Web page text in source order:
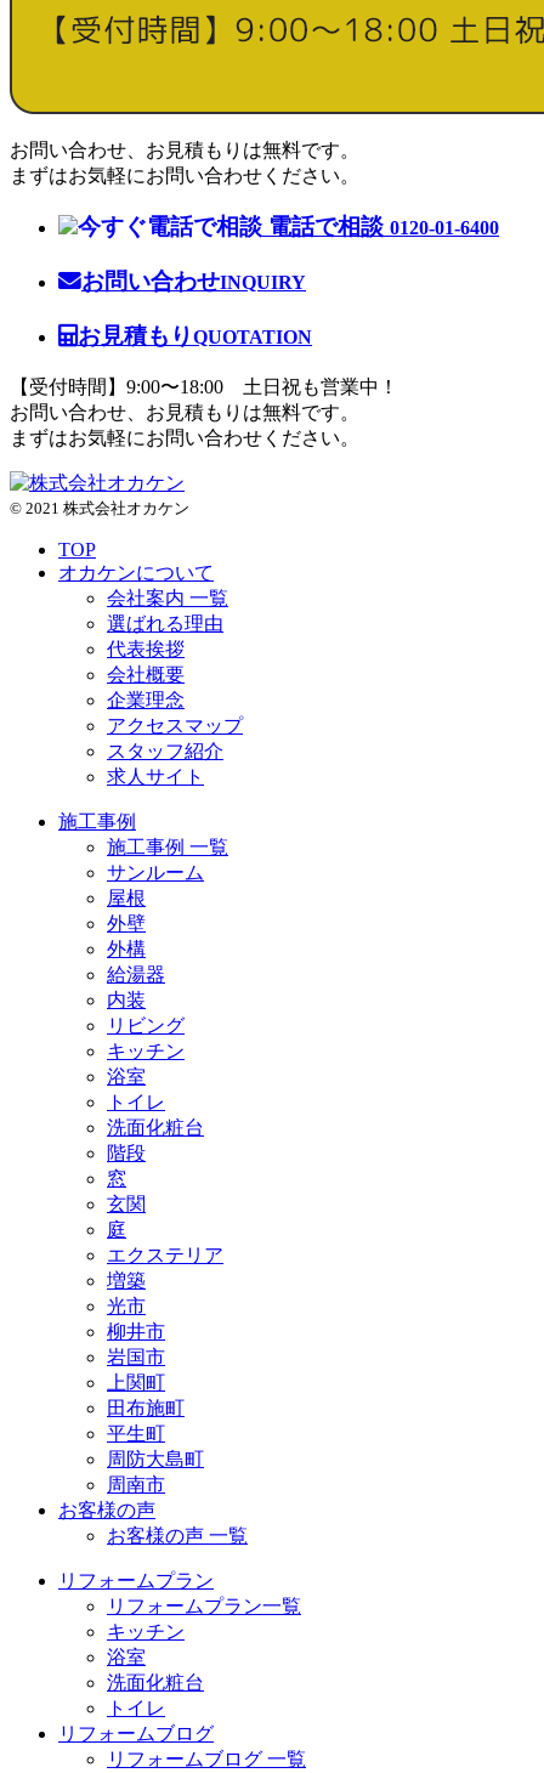
お問い合わせ、お見積もりは無料です。
まずはお気軽にお問い合わせください。
電話で相談 0120-01-6400
お問い合わせINQUIRY
お見積もり QUOTATION
【受付時間】9:00〜18:00 土日祝も営業中！
お問い合わせ、お見積もりは無料です。
まずはお気軽にお問い合わせください。
© 2021 株式会社オカケン
TOP
オカケンについて
会社案内 一覧
選ばれる理由
代表挨拶
会社概要
企業理念
アクセスマップ
スタッフ紹介
求人サイト
施工事例
施工事例 一覧
サンルーム
屋根
外壁
外構
給湯器
内装
リビング
キッチン
浴室
トイレ
洗面化粧台
階段
窓
玄関
庭
エクステリア
増築
光市
柳井市
岩国市
上関町
田布施町
平生町
周防大島町
周南市
お客様の声
お客様の声 一覧
リフォームプラン
リフォームプラン一覧
キッチン
浴室
洗面化粧台
トイレ
リフォームブログ
リフォームブログ 一覧